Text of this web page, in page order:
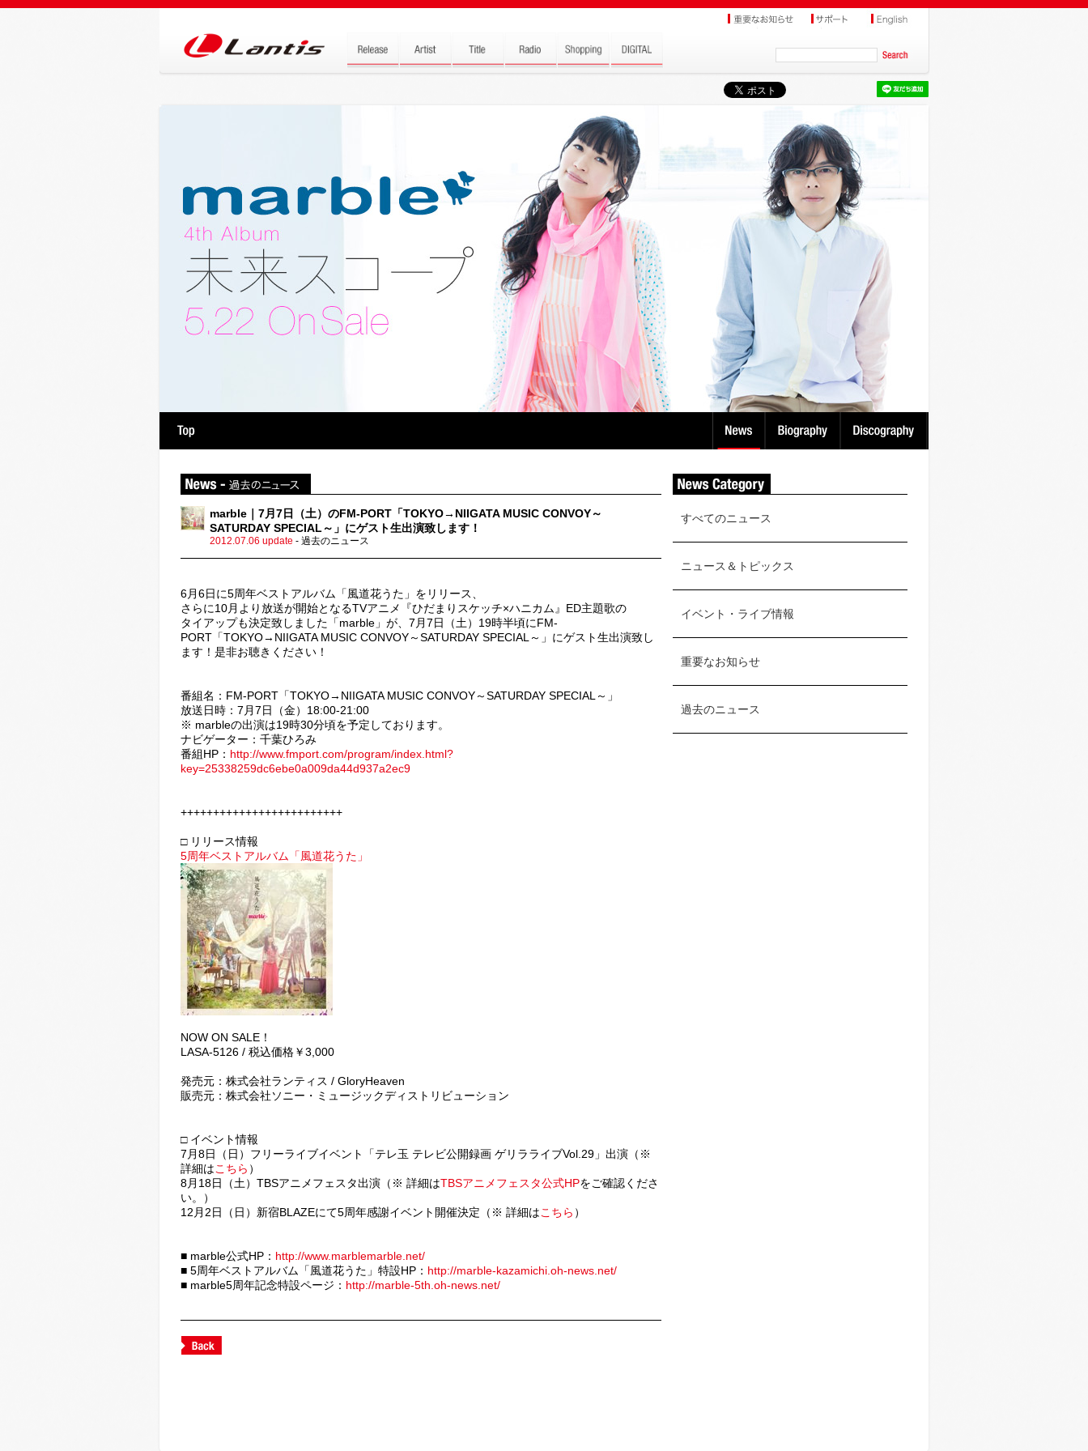
marble｜7月7日（土）のFM-PORT「TOKYO→NIIGATA MUSIC CONVOY～
SATURDAY SPECIAL～」にゲスト生出演致します！
2012.07.06 update - 過去のニュース
6月6日に5周年ベストアルバム「風道花うた」をリリース、
さらに10月より放送が開始となるTVアニメ『ひだまりスケッチ×ハニカム』ED主題歌の
タイアップも決定致しました「marble」が、7月7日（土）19時半頃にFM-
PORT「TOKYO→NIIGATA MUSIC CONVOY～SATURDAY SPECIAL～」にゲスト生出演致し
ます！是非お聴きください！
番組名：FM-PORT「TOKYO→NIIGATA MUSIC CONVOY～SATURDAY SPECIAL～」
放送日時：7月7日（金）18:00-21:00
※ marbleの出演は19時30分頃を予定しております。
ナビゲーター：千葉ひろみ
番組HP： http://www.fmport.com/program/index.html?
key=25338259dc6ebe0a009da44d937a2ec9
+++++++++++++++++++++++++
□ リリース情報
5周年ベストアルバム「風道花うた」
NOW ON SALE！
LASA-5126 / 税込価格￥3,000
発売元：株式会社ランティス / GloryHeaven
販売元：株式会社ソニー・ミュージックディストリビューション
□ イベント情報
7月8日（日）フリーライブイベント「テレ玉 テレビ公開録画 ゲリラライブVol.29」出演（※
詳細はこちら ）
8月18日（土）TBSアニメフェスタ出演（※ 詳細はTBSアニメフェスタ公式HPをご確認くださ
い。）
12月2日（日）新宿BLAZEにて5周年感謝イベント開催決定（※ 詳細はこちら ）
■ marble公式HP： http://www.marblemarble.net/
■ 5周年ベストアルバム「風道花うた」特設HP： http://marble-kazamichi.oh-news.net/
■ marble5周年記念特設ページ： http://marble-5th.oh-news.net/
すべてのニュース
ニュース＆トピックス
イベント・ライブ情報
重要なお知らせ
過去のニュース